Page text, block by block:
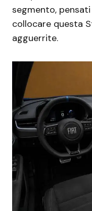
segmento,
collocare questa
agguerrite.